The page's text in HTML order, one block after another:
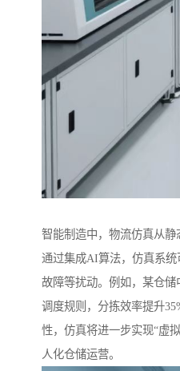
智能制造中，物流仿真从静
通过集成AI算法，仿真系
故障等扰动。例如，某仓
调度规则，分拣效率提升
性，仿真将进一步实现“虚
人化仓储运营。